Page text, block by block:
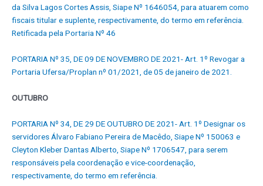
da Silva Lagos Cortes Assis, Siape Nº 1646054, para atuarem como
fiscais titular e suplente, respectivamente, do termo em referência.
Retificada pela Portaria Nº 46
PORTARIA Nº 35, DE 09 DE NOVEMBRO DE 2021- Art. 1º Revogar a
Portaria Ufersa/Proplan nº 01/2021, de 05 de janeiro de 2021.
OUTUBRO
PORTARIA Nº 34, DE 29 DE OUTUBRO DE 2021- Art. 1º Designar os
servidores Álvaro Fabiano Pereira de Macêdo, Siape Nº 150063 e
Cleyton Kleber Dantas Alberto, Siape Nº 1706547, para serem
responsáveis pela coordenação e vice-coordenação,
respectivamente, do termo em referência.